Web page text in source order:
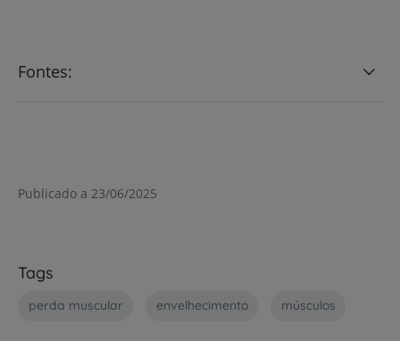
Fontes:
Publicado a 23/06/2025
Tags
perda muscular envelhecimento músculos